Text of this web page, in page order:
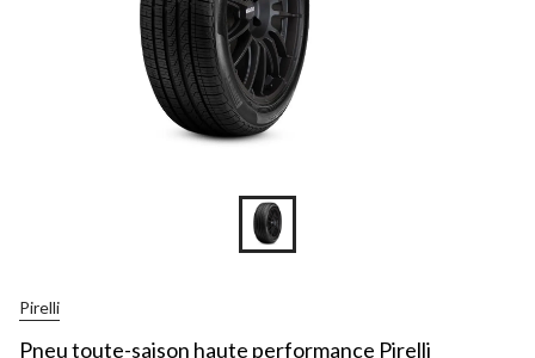
Pirelli
Pneu toute-saison haute performance Pirelli